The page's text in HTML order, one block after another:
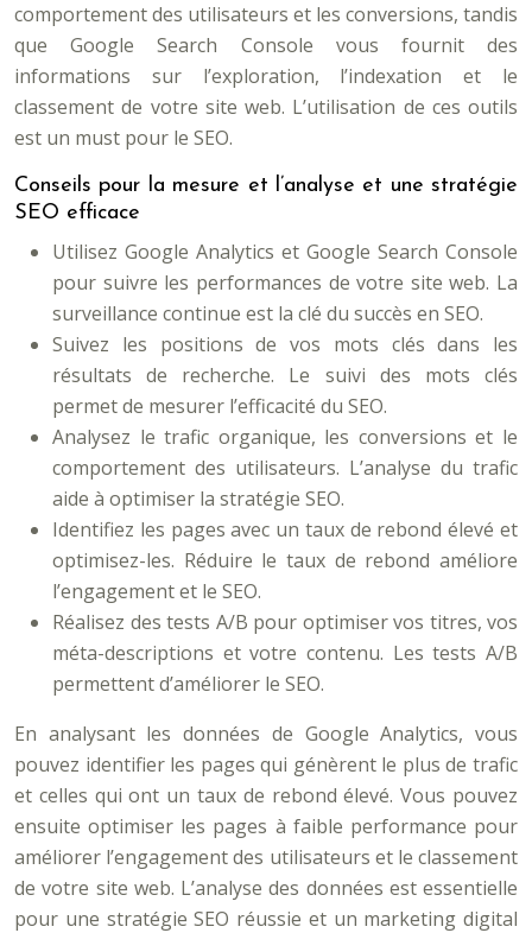
comportement des utilisateurs et les conversions, tandis
que Google Search Console vous fournit des
informations sur l’exploration, l’indexation et le
classement de votre site web. L’utilisation de ces outils
est un must pour le SEO.
Conseils pour la mesure et l’analyse et une stratégie
SEO efficace
Utilisez Google Analytics et Google Search Console
pour suivre les performances de votre site web. La
surveillance continue est la clé du succès en SEO.
Suivez les positions de vos mots clés dans les
résultats de recherche. Le suivi des mots clés
permet de mesurer l’efficacité du SEO.
Analysez le trafic organique, les conversions et le
comportement des utilisateurs. L’analyse du trafic
aide à optimiser la stratégie SEO.
Identifiez les pages avec un taux de rebond élevé et
optimisez-les. Réduire le taux de rebond améliore
l’engagement et le SEO.
Réalisez des tests A/B pour optimiser vos titres, vos
méta-descriptions et votre contenu. Les tests A/B
permettent d’améliorer le SEO.
En analysant les données de Google Analytics, vous
pouvez identifier les pages qui génèrent le plus de trafic
et celles qui ont un taux de rebond élevé. Vous pouvez
ensuite optimiser les pages à faible performance pour
améliorer l’engagement des utilisateurs et le classement
de votre site web. L’analyse des données est essentielle
pour une stratégie SEO réussie et un marketing digital